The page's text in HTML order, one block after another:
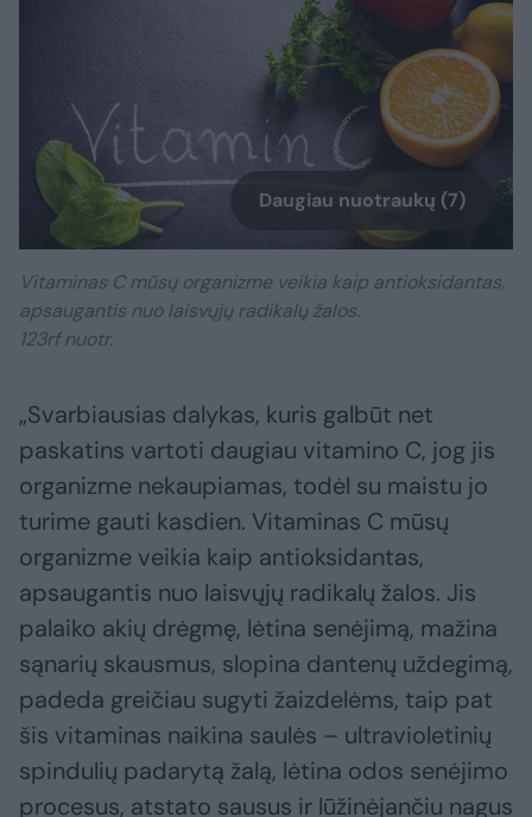
Daugiau nuotraukų (7)
Vitaminas C mūsų organizme veikia kaip antioksidantas,
apsaugantis nuo laisvųjų radikalų žalos.
123rf nuotr.
„Svarbiausias dalykas, kuris galbūt net
paskatins vartoti daugiau vitamino C, jog jis
organizme nekaupiamas, todėl su maistu jo
turime gauti kasdien. Vitaminas C mūsų
organizme veikia kaip antioksidantas,
apsaugantis nuo laisvųjų radikalų žalos. Jis
palaiko akių drėgmę, lėtina senėjimą, mažina
sąnarių skausmus, slopina dantenų uždegimą,
padeda greičiau sugyti žaizdelėms, taip pat
šis vitaminas naikina saulės – ultravioletinių
spindulių padarytą žalą, lėtina odos senėjimo
procesus, atstato sausus ir lūžinėjančiu nagus